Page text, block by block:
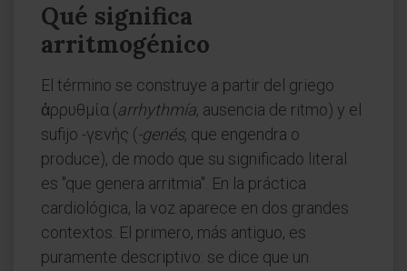
Qué significa
arritmogénico
El término se construye a partir del griego
ἀρρυθμία (arrhythmía, ausencia de ritmo) y el
sufijo -γενής (-genés, que engendra o
produce), de modo que su significado literal
es "que genera arritmia". En la práctica
cardiológica, la voz aparece en dos grandes
contextos. El primero, más antiguo, es
puramente descriptivo: se dice que un